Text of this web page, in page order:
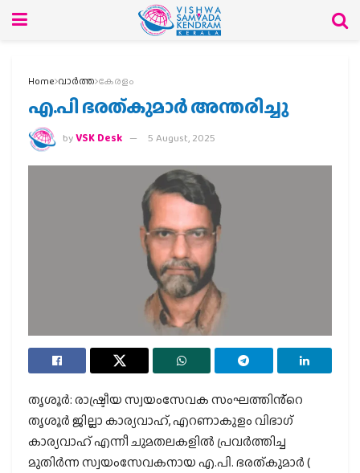
Home വാര്‍ത്ത കേരളം
എ.പി ഭരത്കുമാർ അന്തരിച്ചു
byVSK Desk 5 August, 2025
തൃശൂർ: രാഷ്ട്രീയ സ്വയംസേവക സംഘത്തിൻ്റെ
തൃശൂർ ജില്ലാ കാര്യവാഹ്, എറണാകുളം വിഭാഗ്
കാര്യവാഹ് എന്നീ ചുമതലകളിൽ പ്രവർത്തിച്ച
മുതിർന്ന സ്വയംസേവകനായ എ.പി. ഭരത്കുമാർ (